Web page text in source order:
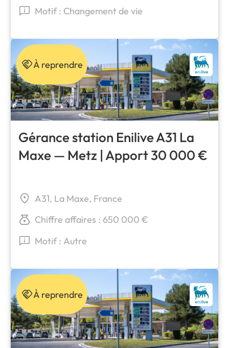
Motif : Changement de vie
À reprendre
Gérance station Enilive A31 La
Maxe — Metz | Apport 30 000 €
A31, La Maxe, France
Chiffre affaires : 650 000 €
Motif : Autre
À reprendre